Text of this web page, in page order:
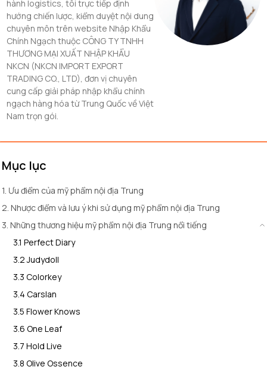
hành logistics, tôi trực tiếp định
hướng chiến lược, kiểm duyệt nội dung
chuyên môn trên website Nhập Khẩu
Chính Ngạch thuộc CÔNG TY TNHH
THƯƠNG MẠI XUẤT NHẬP KHẨU
NKCN (NKCN IMPORT EXPORT
TRADING CO., LTD), đơn vị chuyên
cung cấp giải pháp nhập khẩu chính
ngạch hàng hóa từ Trung Quốc về Việt
Nam trọn gói.
Mục lục
1. Ưu điểm của mỹ phẩm nội địa Trung
2. Nhược điểm và lưu ý khi sử dụng mỹ phẩm nội địa Trung
3. Những thương hiệu mỹ phẩm nội địa Trung nổi tiếng
3.1 Perfect Diary
3.2 Judydoll
3.3 Colorkey
3.4 Carslan
3.5 Flower Knows
3.6 One Leaf
3.7 Hold Live
3.8 Olive Ossence